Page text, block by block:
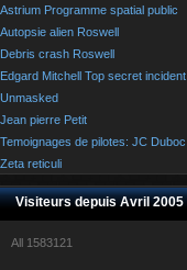
Astrium Programme spatial public
Autopsie alien Roswell
Debris crash Roswell
Edgard Mitchell Top secret incident
Unmasked
Jean pierre Petit
Temoignages de pilotes: JC Duboc
Zeta reticuli
Visiteurs depuis Avril 2005
All 1583121